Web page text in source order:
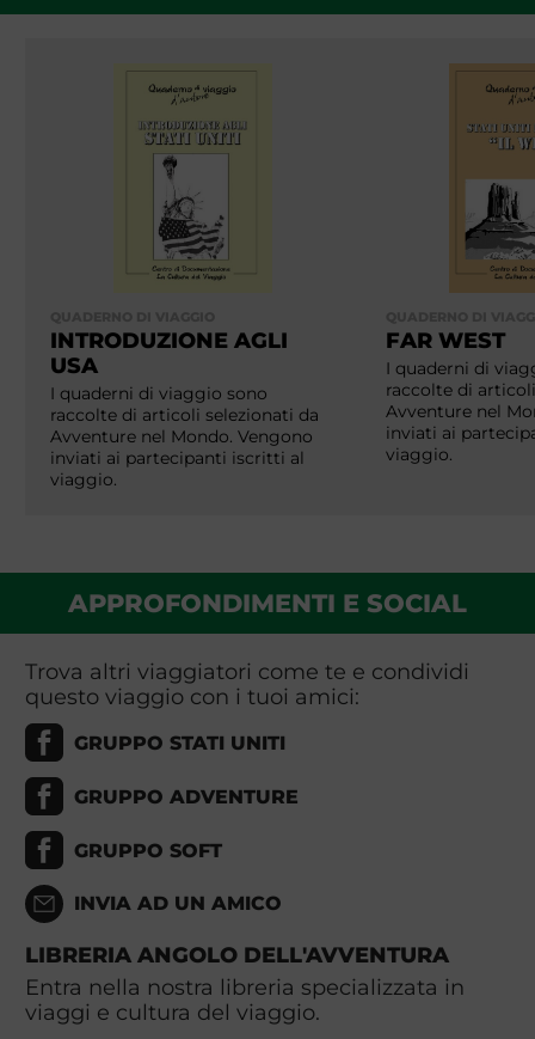
INTRODUZIONE AGLI
USA
I quaderni di viaggio sono
raccolte di articoli selezionati da
Avventure nel Mondo. Vengono
inviati ai partecipanti iscritti al
viaggio.
FAR WEST
I quaderni di
raccolte di
Avventure nel
inviati ai
viaggio.
APPROFONDIMENTI E SOCIAL
Trova altri viaggiatori come te e condividi
questo viaggio con i tuoi amici:
GRUPPO STATI UNITI
GRUPPO ADVENTURE
GRUPPO SOFT
INVIA AD UN AMICO
LIBRERIA ANGOLO DELL'AVVENTURA
Entra nella nostra libreria specializzata in
viaggi e cultura del viaggio.